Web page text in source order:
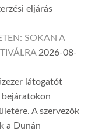
eljárás
SOKAN A
2026-08-
látogatót
bejáratokon
A szervezők
a Dunán